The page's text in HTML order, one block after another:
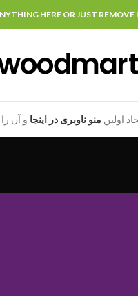
HERE OR JUST REMOVE
اولین منو ناوبری در اینجا و آن